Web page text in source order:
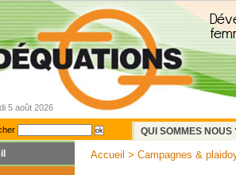
5 août 2026
QUI SOMMES NOUS
Accueil > Campagnes &